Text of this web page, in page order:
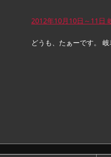
2012年10月10日～11日
どうも、たぁーです。